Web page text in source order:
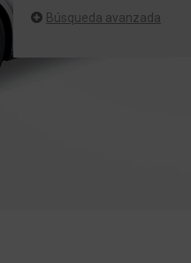
Búsqueda avanzada